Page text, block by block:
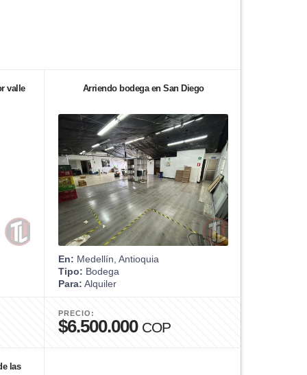
valle Arriendo bodega en San Diego
En: Medellín, Antioquia
Tipo: Bodega
Para: Alquiler
PRECIO:
$6.500.000 COP
las